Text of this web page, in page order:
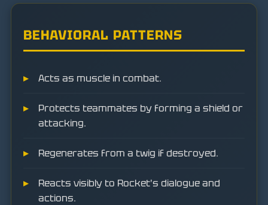
BEHAVIORAL PATTERNS
Acts as muscle in combat.
Protects teammates by forming a shield or
attacking.
Regenerates from a twig if destroyed.
Reacts visibly to Rocket's dialogue and
actions.